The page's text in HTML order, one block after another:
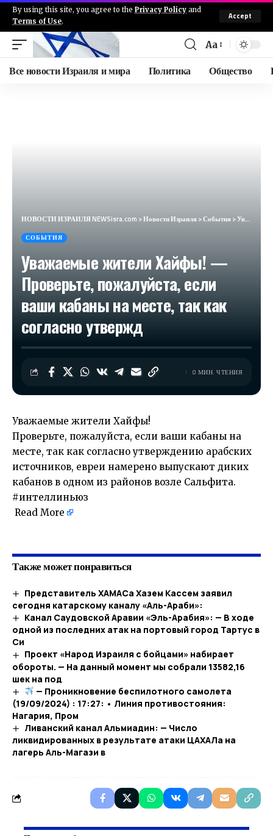
By using this site, you agree to the Privacy Policy and
Terms of Use.
Accept
Aa
Все новости Израиля и мира Политика Общество
НОВОСТИ ИЗРАИЛЯ NEWSisra.com >Новости Израиля>События>Уважаемые жители Хайфы! — Проверьте, пожалуйста, если ваши кабаны на месте, так как согласно утвержд
СОБЫТИЯ
Уважаемые жители Хайфы! —
Проверьте, пожалуйста, если
ваши кабаны на месте, так как
согласно утвержд
0 МИН. ЧТЕНИЯ
Уважаемые жители Хайфы!
Проверьте, пожалуйста, если ваши кабаны на
месте, так как согласно утверждению арабских
источников, евреи намерено выпускают диких
кабанов в одном из районов возле Сальфита.
#интеллиньюз
Read More
Также может понравиться
Представитель ХАМАСа Хазем Кассем заявил
сегодня катарскому каналу «Аль-Араби»:
Канал Саудовской Аравии «Эль-Арабия»: — В ходе
одной из последних атак на портовый город Тартус в
Си
Проект «Народ Израиля с бойцами» набирает
обороты. — На данный момент мы собрали 13582,16
шек на под
— Проникновение беспилотного самолета
(19/09/2024) : 17:27: • Линия противостояния:
Нагария, Пром
Ливанский канал Альмиадин: — Число
ликвидированных в результате атаки ЦАХАЛа на
лагерь Аль-Магази в